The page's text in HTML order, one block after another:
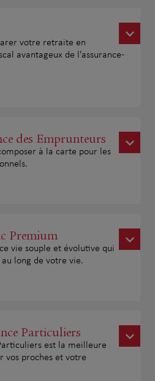
votre retraite en
avantageux de l'assurance-
des Emprunteurs
à la carte pour les
Premium
vie souple et évolutive qui
long de votre vie.
Particuliers
est la meilleure
vos proches et votre